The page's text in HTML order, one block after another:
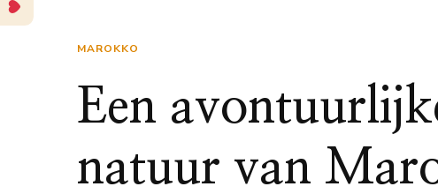
MAROKKO
Een
natuur van